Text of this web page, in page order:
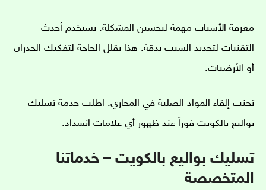
معرفة الأسباب مهمة لتحسين المشكلة. نستخدم أحدث
التقنيات لتحديد السبب بدقة. هذا يقلل الحاجة لتفكيك الجدران
أو الأرضيات.
تجنب إلقاء المواد الصلبة في المجاري. اطلب خدمة تسليك
بواليع بالكويت فوراً عند ظهور أي علامات انسداد.
تسليك بواليع بالكويت – خدماتنا
المتخصصة